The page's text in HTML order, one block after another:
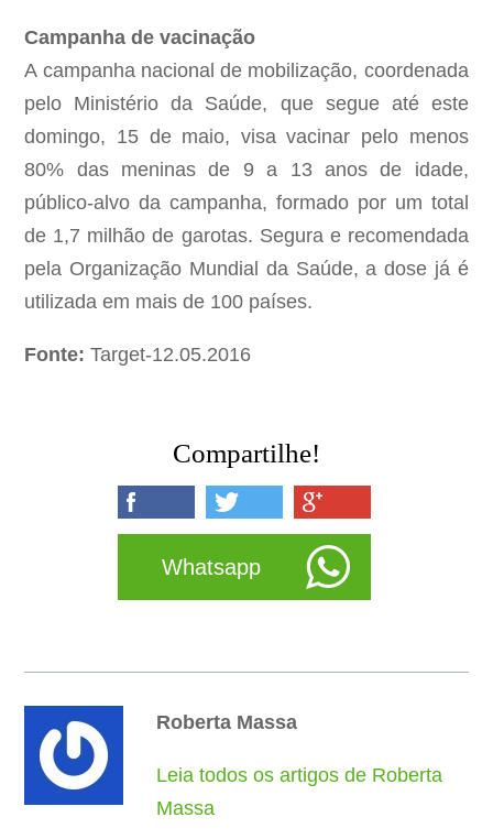
Campanha de vacinação
A campanha nacional de mobilização, coordenada
pelo Ministério da Saúde, que segue até este
domingo, 15 de maio, visa vacinar pelo menos
80% das meninas de 9 a 13 anos de idade,
público-alvo da campanha, formado por um total
de 1,7 milhão de garotas. Segura e recomendada
pela Organização Mundial da Saúde, a dose já é
utilizada em mais de 100 países.
Fonte:Target-12.05.2016
Compartilhe!
Whatsapp
Roberta Massa
Leia todos os artigos de Roberta
Massa